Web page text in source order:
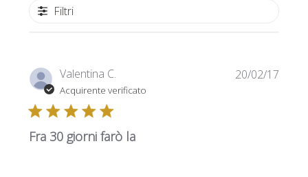
Filtri
Valentina C.
Acquirente verificato
Fra 30 giorni farò la
20/02/17